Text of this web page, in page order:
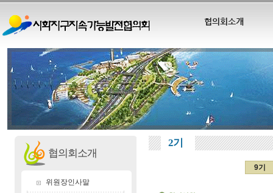
협의회소개
협의회소개
위원장인사말
2기
9기